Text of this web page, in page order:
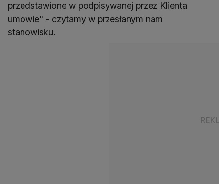
przedstawione w podpisywanej przez Klienta
umowie" - czytamy w przesłanym nam
stanowisku.